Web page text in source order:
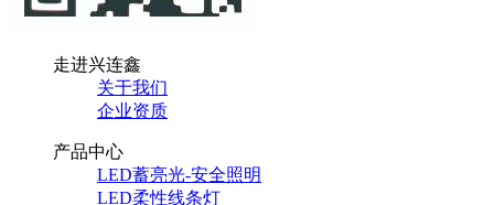
走进兴连鑫
关于我们
企业资质
产品中心
LED蓄亮光-安全照明
LED柔性线条灯